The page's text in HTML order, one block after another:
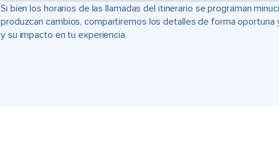
Si bien los horarios de las llamadas del itinerario se programan
produzcan cambios, compartiremos los detalles de forma oportuna
y su impacto en tu experiencia.